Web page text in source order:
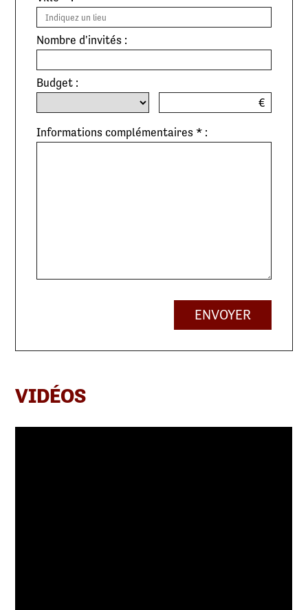
Nombre d'invités :
Budget :
€
Informations complémentaires * :
ENVOYER
VIDÉOS